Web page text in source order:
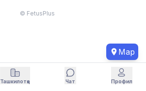
© FetusPlus
Map
Ташкилотҳо Чат Профил